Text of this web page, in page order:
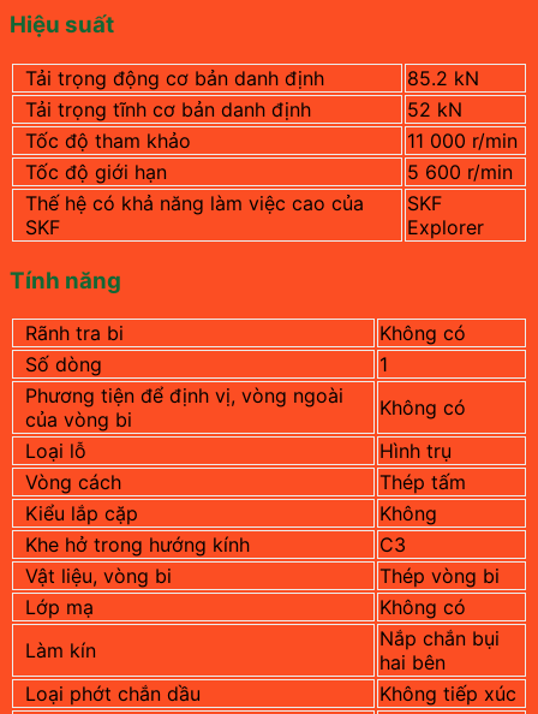
Hiệu suất
Tải trọng động cơ bản danh định
85.2 kN
Tải trọng tĩnh cơ bản danh định
52 kN
Tốc độ tham khảo
11 000 r/min
Tốc độ giới hạn
5 600 r/min
Thế hệ có khả năng làm việc cao của
SKF
SKF
Explorer
Tính năng
Rãnh tra bi
Không có
Số dòng
1
Phương tiện để định vị, vòng ngoài
của vòng bi
Không có
Loại lỗ
Hình trụ
Vòng cách
Thép tấm
Kiểu lắp cặp
Không
Khe hở trong hướng kính
C3
Vật liệu, vòng bi
Thép vòng bi
Lớp mạ
Không có
Làm kín
Nắp chắn bụi
hai bên
Loại phớt chắn dầu
Không tiếp xúc